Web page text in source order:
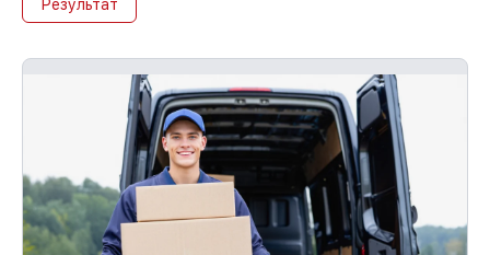
С документами о гарантии, мы
оплаты и без задержек.
Результат